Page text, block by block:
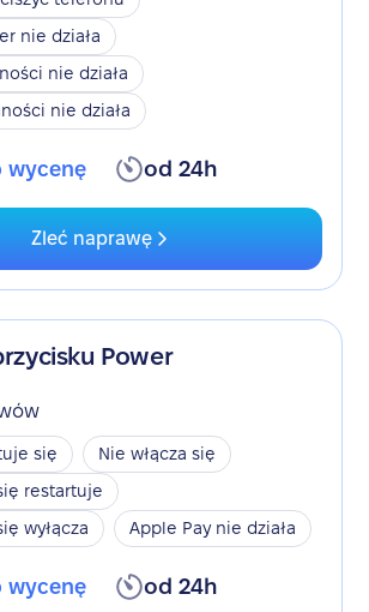
nie działa
nie działa
nie działa
wycenę od 24h
Zleć naprawę
Power
się
Nie włącza się
restartuje
wyłącza
Apple Pay nie działa
wycenę od 24h